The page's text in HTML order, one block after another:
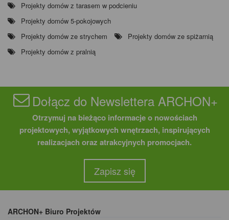
Projekty domów z tarasem w podcieniu
Projekty domów 5-pokojowych
Projekty domów ze strychem
Projekty domów ze spiżarnią
Projekty domów z pralnią
Dołącz do Newslettera ARCHON+
Otrzymuj na bieżąco informacje o nowościach
projektowych, wyjątkowych wnętrzach, inspirujących
realizacjach oraz atrakcyjnych promocjach.
Zapisz się
ARCHON+ Biuro Projektów